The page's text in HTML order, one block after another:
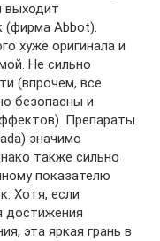
выходит
(фирма Abbot).
хуже оригинала и
Не сильно
(впрочем, все
безопасны и
Препараты
значимо
также сильно
показателю
Хотя, если
достижения
эта яркая грань в